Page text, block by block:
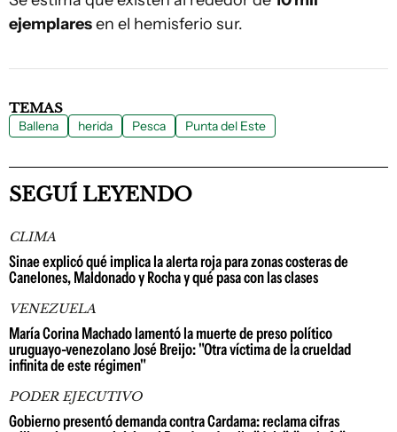
ejemplaresen el hemisferio sur.
TEMAS
Ballena herida Pesca Punta del Este
SEGUÍ LEYENDO
CLIMA
Sinae explicó qué implica la alerta roja para zonas costeras de
Canelones, Maldonado y Rocha y qué pasa con las clases
VENEZUELA
María Corina Machado lamentó la muerte de preso político
uruguayo-venezolano José Breijo: "Otra víctima de la crueldad
infinita de este régimen"
PODER EJECUTIVO
Gobierno presentó demanda contra Cardama: reclama cifras